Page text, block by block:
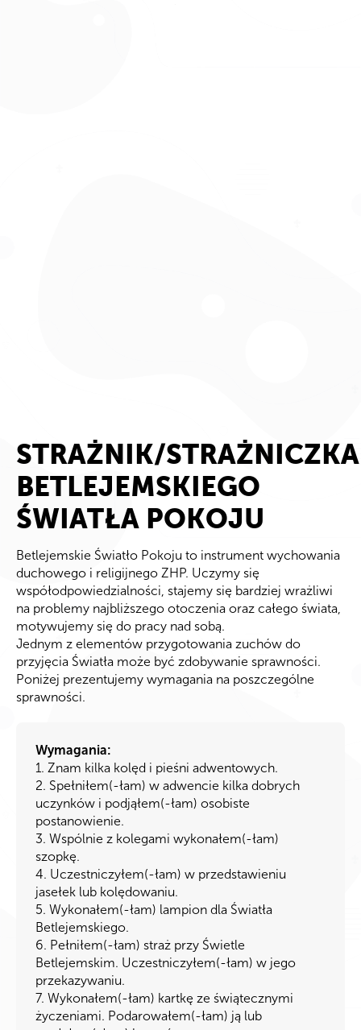
STRAŻNIK/STRAŻNICZKA
BETLEJEMSKIEGO
ŚWIATŁA POKOJU
Betlejemskie Światło Pokoju to instrument wychowania
duchowego i religijnego ZHP. Uczymy się
współodpowiedzialności, stajemy się bardziej wrażliwi
na problemy najbliższego otoczenia oraz całego świata,
motywujemy się do pracy nad sobą.
Jednym z elementów przygotowania zuchów do
przyjęcia Światła może być zdobywanie sprawności.
Poniżej prezentujemy wymagania na poszczególne
sprawności.
Wymagania:
1. Znam kilka kolęd i pieśni adwentowych.
2. Spełniłem(-łam) w adwencie kilka dobrych
uczynków i podjąłem(-łam) osobiste
postanowienie.
3. Wspólnie z kolegami wykonałem(-łam)
szopkę.
4. Uczestniczyłem(-łam) w przedstawieniu
jasełek lub kolędowaniu.
5. Wykonałem(-łam) lampion dla Światła
Betlejemskiego.
6. Pełniłem(-łam) straż przy Świetle
Betlejemskim. Uczestniczyłem(-łam) w jego
przekazywaniu.
7. Wykonałem(-łam) kartkę ze świątecznymi
życzeniami. Podarowałem(-łam) ją lub